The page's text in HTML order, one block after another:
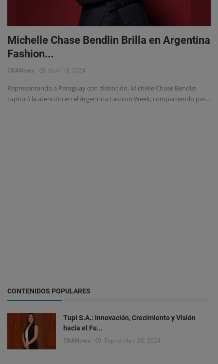
Michelle Chase Bendlin Brilla en Argentina
Fashion...
OlIANews Abril 13, 2024
Representando a Paraguay con distinción, Michelle Chase Bendlin
capturó la atención en el Argentina Fashion Week, compartiendo pas...
CONTENIDOS POPULARES
Tupi S.A.: Innovación, Crecimiento y Visión
hacia el Fu...
OlIANews Septiembre 26, 2024